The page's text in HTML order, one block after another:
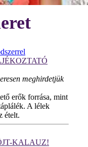
meghirdetjük
erők forrása, mint
A lélek
ételt.
KALAUZ!